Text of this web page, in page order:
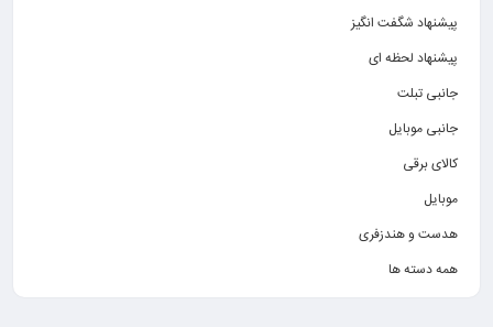
پیشنهاد شگفت انگیز
پیشنهاد لحظه ای
جانبی تبلت
جانبی موبایل
کالای برقی
موبایل
هدست و هندزفری
همه دسته ها